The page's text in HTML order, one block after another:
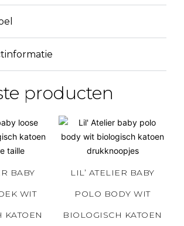
producten
BABY
WIT
KATOEN
LIL’ ATELIER BABY
POLO BODY WIT
BIOLOGISCH KATOEN